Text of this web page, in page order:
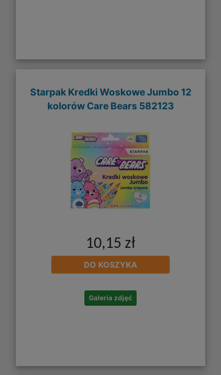
Starpak Kredki Woskowe Jumbo 12
kolorów Care Bears 582123
10,15 zł
DO KOSZYKA
Galeria zdjęć